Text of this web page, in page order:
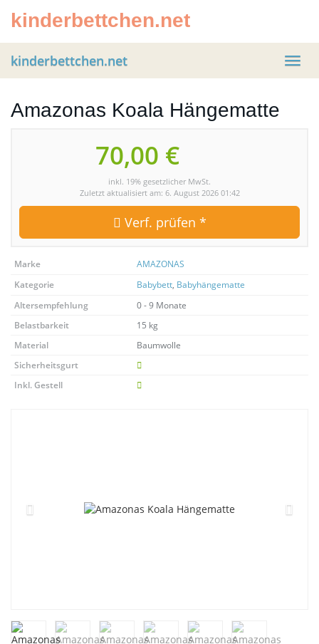
kinderbettchen.net
kinderbettchen.net
Amazonas Koala Hängematte
70,00 €
inkl. 19% gesetzlicher MwSt.
Zuletzt aktualisiert am: 6. August 2026 01:42
Verf. prüfen *
Marke
AMAZONAS
Kategorie
Babybett, Babyhängematte
Altersempfehlung
0 - 9 Monate
Belastbarkeit
15 kg
Material
Baumwolle
Sicherheitsgurt
Inkl. Gestell